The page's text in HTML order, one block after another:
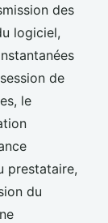
des
logiciel,
de
le
prestataire,
du